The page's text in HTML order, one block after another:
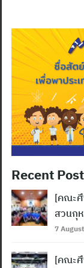
Recent
[คณะศึ
สวนกุ
7
[คณะศึ